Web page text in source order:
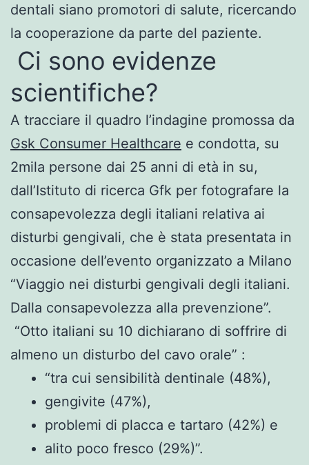
dentali siano promotori di salute, ricercando
la cooperazione da parte del paziente.
Ci sono evidenze
scientifiche?
A tracciare il quadro l’indagine promossa da
Gsk Consumer Healthcare e condotta, su
2mila persone dai 25 anni di età in su,
dall’Istituto di ricerca Gfk per fotografare la
consapevolezza degli italiani relativa ai
disturbi gengivali, che è stata presentata in
occasione dell’evento organizzato a Milano
“Viaggio nei disturbi gengivali degli italiani.
Dalla consapevolezza alla prevenzione”.
“Otto italiani su 10 dichiarano di soffrire di
almeno un disturbo del cavo orale” :
“tra cui sensibilità dentinale (48%),
gengivite (47%),
problemi di placca e tartaro (42%) e
alito poco fresco (29%)”.